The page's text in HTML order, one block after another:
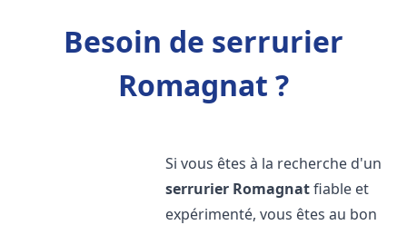
Besoin de serrurier
Romagnat ?
Si vous êtes à la recherche d'un
serrurier Romagnatfiable et
expérimenté, vous êtes au bon